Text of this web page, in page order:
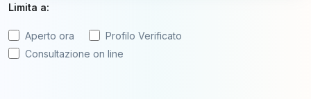
Limita a:
Aperto ora
Profilo Verificato
Consultazione on line